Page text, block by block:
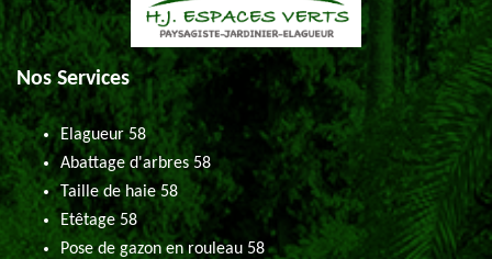
Nos Services
Elagueur 58
Abattage d'arbres 58
Taille de haie 58
Etêtage 58
Pose de gazon en rouleau 58